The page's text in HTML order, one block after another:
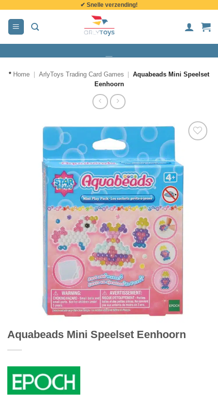
inhoud
✔ Snelle verzending!
* Home ArlyToys Trading Card Games
Aquabeads Mini Speelset
Eenhoorn
Aquabeads Mini Speelset Eenhoorn